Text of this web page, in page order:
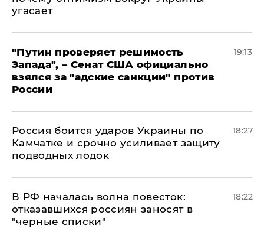
угасает
"Путин проверяет решимость
Запада", – Сенат США официально
взялся за "адские санкции" против
России
19:13
Россия боится ударов Украины по
Камчатке и срочно усиливает защиту
подводных лодок
18:27
​В РФ началась волна повесток:
отказавшихся россиян заносят в
"черные списки"
18:22